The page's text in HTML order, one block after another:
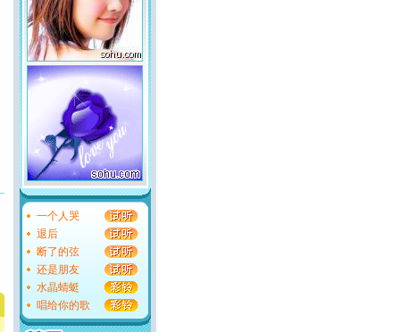
一个人哭
退后
断了的弦
还是朋友
水晶蜻蜓
唱给你的歌